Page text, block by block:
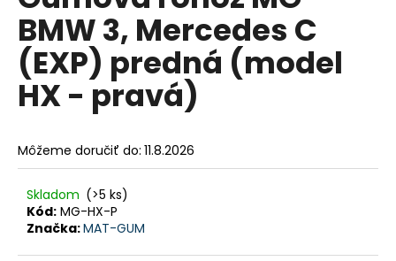
0,0
5
hviezdičiek.
BMW 3, Mercedes C
(EXP) predná (model
HX - pravá)
Môžeme doručiť do: 11.8.2026
Skladom (>5 ks)
Kód: MG-HX-P
Značka:MAT-GUM
á
j
s
ť
?